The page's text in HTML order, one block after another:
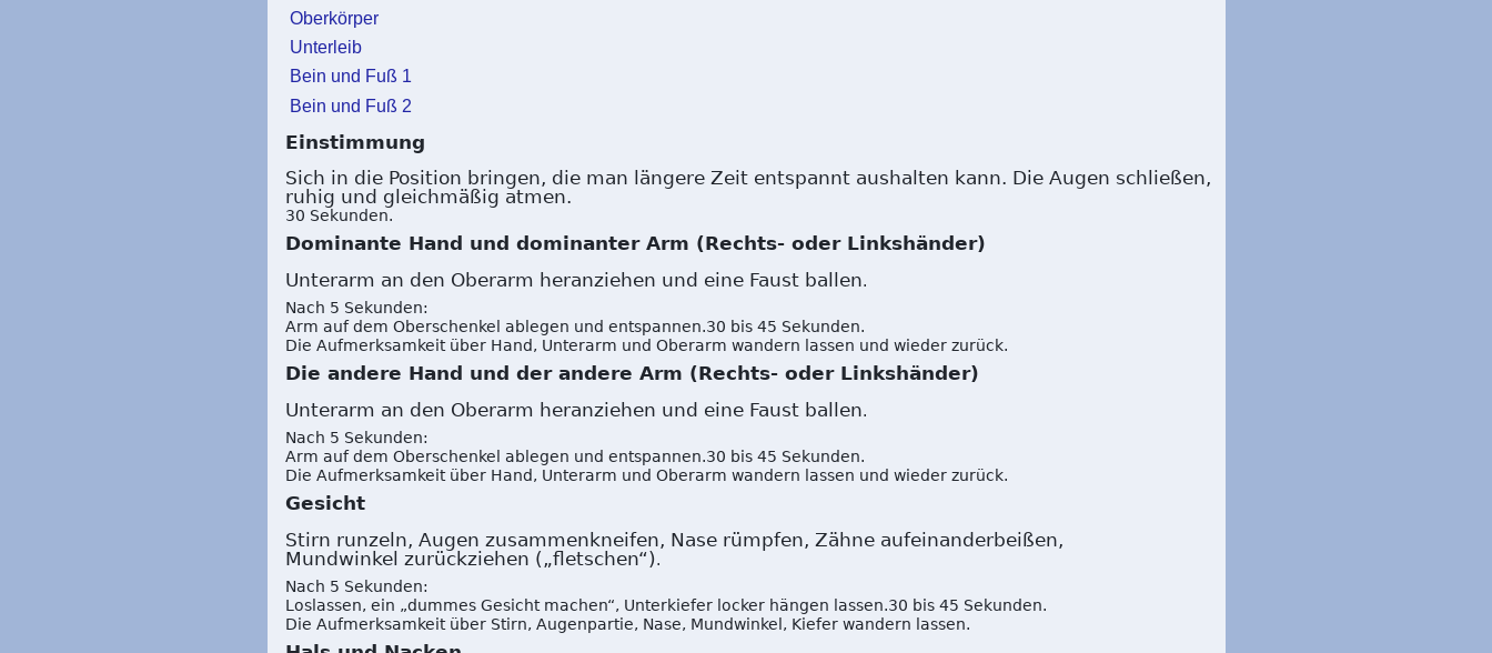
Oberkörper
Unterleib
Bein und Fuß 1
Bein und Fuß 2
Einstimmung
Sich in die Position bringen, die man längere Zeit entspannt aushalten kann. Die Augen schließen,
ruhig und gleichmäßig atmen.
30 Sekunden.
Dominante Hand und dominanter Arm (Rechts- oder Linkshänder)
Unterarm an den Oberarm heranziehen und eine Faust ballen.
Nach 5 Sekunden:
Arm auf dem Oberschenkel ablegen und entspannen.30 bis 45 Sekunden.
Die Aufmerksamkeit über Hand, Unterarm und Oberarm wandern lassen und wieder zurück.
Die andere Hand und der andere Arm (Rechts- oder Linkshänder)
Unterarm an den Oberarm heranziehen und eine Faust ballen.
Nach 5 Sekunden:
Arm auf dem Oberschenkel ablegen und entspannen.30 bis 45 Sekunden.
Die Aufmerksamkeit über Hand, Unterarm und Oberarm wandern lassen und wieder zurück.
Gesicht
Stirn runzeln, Augen zusammenkneifen, Nase rümpfen, Zähne aufeinanderbeißen,
Mundwinkel zurückziehen („fletschen“).
Nach 5 Sekunden:
Loslassen, ein „dummes Gesicht machen“, Unterkiefer locker hängen lassen.30 bis 45 Sekunden.
Die Aufmerksamkeit über Stirn, Augenpartie, Nase, Mundwinkel, Kiefer wandern lassen.